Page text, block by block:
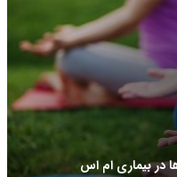
در بیماری ام اس